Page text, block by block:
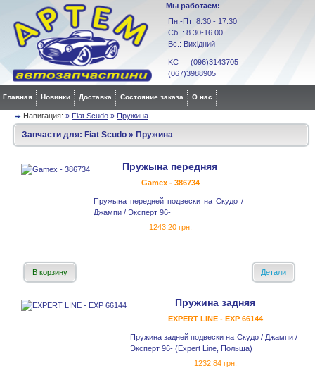
Мы работаем:
Пн.-Пт: 8.30 - 17.30
Сб. : 8.30-16.00
Вс.: Вихідний
KC (096)3143705
(067)3988905
Главная Новинки Доставка Состояние заказа О нас
Навигация: » Fiat Scudo » Пружина
Запчасти для: Fiat Scudo » Пружина
Пружына передняя
Gamex - 386734
Пружына передней подвески на Скудо /
Джампи / Эксперт 96-
1243.20 грн.
В корзину Детали
Пружина задняя
EXPERT LINE - EXP 66144
Пружина задней подвески на Скудо / Джампи /
Эксперт 96- (Expert Line, Польша)
1232.84 грн.